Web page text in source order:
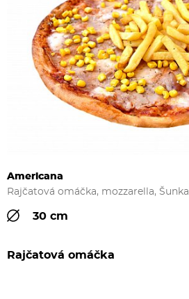
Americana
Rajčatová omáčka, mozzarella, Šunka
30 cm
Rajčatová omáčka